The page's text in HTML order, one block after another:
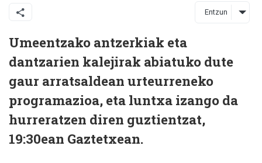
Entzun
Umeentzako antzerkiak eta
dantzarien kalejirak abiatuko dute
gaur arratsaldean urteurreneko
programazioa, eta luntxa izango da
hurreratzen diren guztientzat,
19:30ean Gaztetxean.